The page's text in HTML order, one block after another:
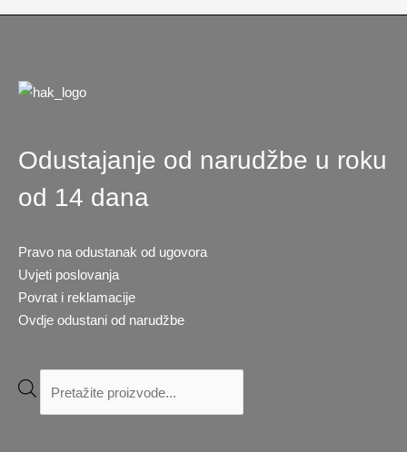
Odustajanje od narudžbe u roku
od 14 dana
Pravo na odustanak od ugovora
Uvjeti poslovanja
Povrat i reklamacije
Ovdje odustani od narudžbe
search